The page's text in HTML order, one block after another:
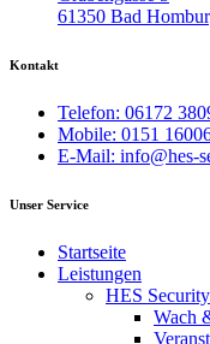
61350 Bad
Kontakt
Telefon: 06172
Mobile: 0151
E-Mail: info@hes-
Unser Service
Startseite
Leistungen
HES Security
Wach